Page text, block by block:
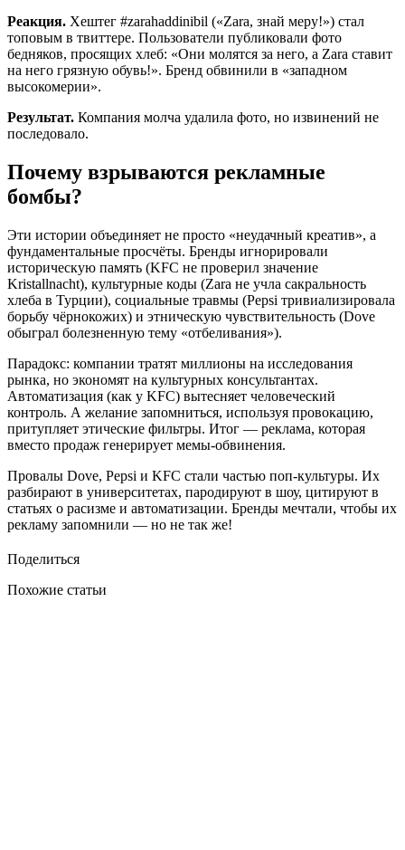
Реакция. Хештег #zarahaddinibil («Zara, знай меру!») стал
топовым в твиттере. Пользователи публиковали фото
бедняков, просящих хлеб: «Они молятся за него, а Zara ставит
на него грязную обувь!». Бренд обвинили в «западном
высокомерии».
Результат. Компания молча удалила фото, но извинений не
последовало.
Почему взрываются рекламные
бомбы?
Эти истории объединяет не просто «неудачный креатив», а
фундаментальные просчёты. Бренды игнорировали
историческую память (KFC не проверил значение
Kristallnacht), культурные коды (Zara не учла сакральность
хлеба в Турции), социальные травмы (Pepsi тривиализировала
борьбу чёрнокожих) и этническую чувствительность (Dove
обыграл болезненную тему «отбеливания»).
Парадокс: компании тратят миллионы на исследования
рынка, но экономят на культурных консультантах.
Автоматизация (как у KFC) вытесняет человеческий
контроль. А желание запомниться, используя провокацию,
притупляет этические фильтры. Итог — реклама, которая
вместо продаж генерирует мемы-обвинения.
Провалы Dove, Pepsi и KFC стали частью поп-культуры. Их
разбирают в университетах, пародируют в шоу, цитируют в
статьях о расизме и автоматизации. Бренды мечтали, чтобы их
рекламу запомнили — но не так же!
Поделиться
Похожие статьи